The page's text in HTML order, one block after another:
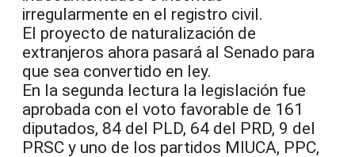
irregularmente en el registro civil.
El proyecto de naturalización de
extranjeros ahora pasará al Senado para
que sea convertido en ley.
En la segunda lectura la legislación fue
aprobada con el voto favorable de 161
diputados, 84 del PLD, 64 del PRD, 9 del
PRSC y uno de los partidos MIUCA, PPC,